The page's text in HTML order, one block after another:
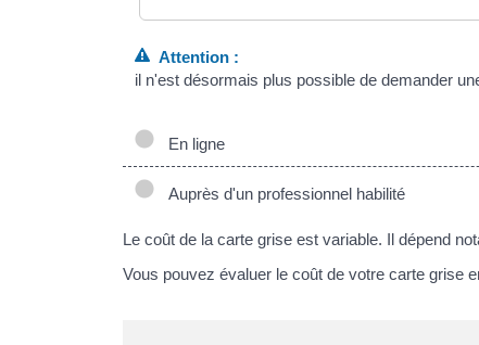
Attention :
il n'est désormais plus possible de demander
En ligne
Auprès d'un professionnel habilité
Le coût de la carte grise est variable. Il dépend
Vous pouvez évaluer le coût de votre carte grise